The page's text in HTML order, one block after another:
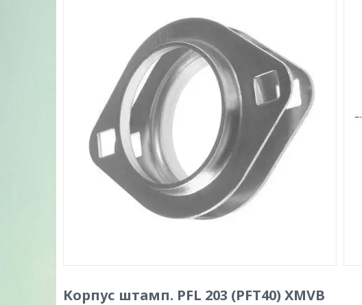
Корпус штамп. PFL 203 (PFT40) XMVB